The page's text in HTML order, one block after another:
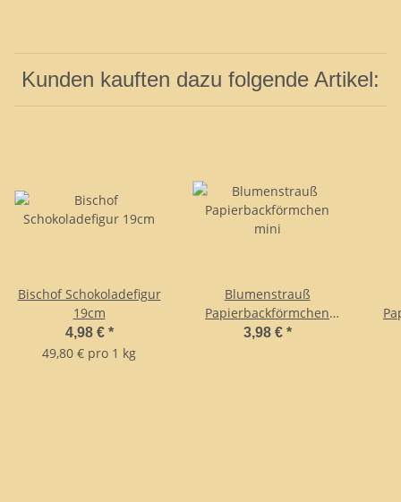
Kunden kauften dazu folgende Artikel:
Bischof Schokoladefigur
19cm
4,98 € *
49,80 € pro 1 kg
Blumenstrauß
Papierbackförmchen
mini
3,98 € *